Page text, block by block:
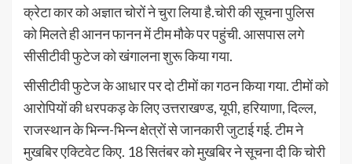
क्रेटा कार को अज्ञात चोरों ने चुरा लिया है.चोरी की सूचना पुलिस
को मिलते ही आनन फानन में टीम मौके पर पहुंची. आसपास लगे
सीसीटीवी फुटेज को खंगालना शुरू किया गया.
सीसीटीवी फुटेज के आधार पर दो टीमों का गठन किया गया. टीमों को
आरोपियों की धरपकड़ के लिए उत्तराखण्ड, यूपी, हरियाणा, दिल्ल,
राजस्थान के भिन्न-भिन्न क्षेत्रों से जानकारी जुटाई गई. टीम ने
मुखबिर एक्टिवेट किए. 18 सितंबर को मुखबिर ने सूचना दी कि चोरी